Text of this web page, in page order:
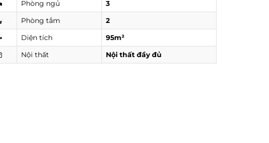
Phòng ngủ
3
Phòng tắm
2
Diện tích
95m²
Nội thất
Nội thất đầy đủ